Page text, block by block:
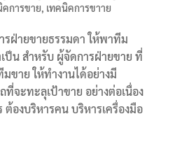
คการขาย, เทคนิคการขาาย
ฝ่ายขายธรรมดา ให้พาทีม
ป็น สำหรับ ผู้จัดการฝ่ายขาย ที่
ขาย ให้ทำงานได้อย่างมี
จะทะลุเป้าขาย อย่างต่อเนื่อง
องบริหารคน บริหารเครื่องมือ